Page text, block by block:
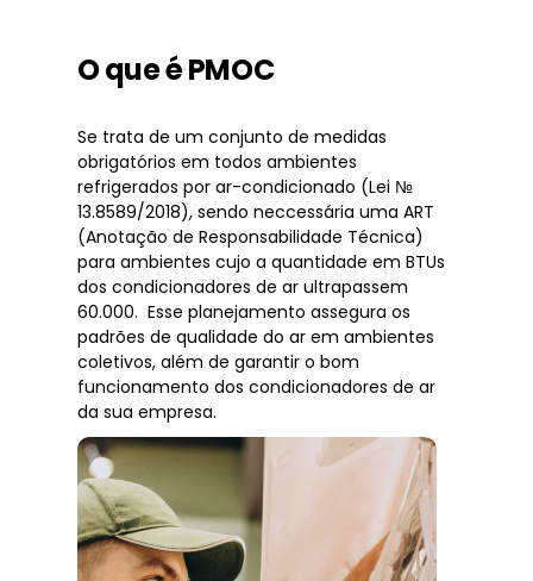
O que é PMOC
Se trata de um conjunto de medidas
obrigatórios em todos ambientes
refrigerados por ar-condicionado (Lei №
13.8589/2018), sendo neccessária uma ART
(Anotação de Responsabilidade Técnica)
para ambientes cujo a quantidade em BTUs
dos condicionadores de ar ultrapassem
60.000. Esse planejamento assegura os
padrões de qualidade do ar em ambientes
coletivos, além de garantir o bom
funcionamento dos condicionadores de ar
da sua empresa.